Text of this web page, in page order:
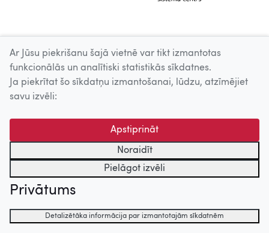
Ar Jūsu piekrišanu šajā vietnē var tikt izmantotas
funkcionālās un analītiski statistikās sīkdatnes.
Ja piekrītat šo sīkdatņu izmantošanai, lūdzu, atzīmējiet
savu izvēli:
Apstiprināt
Noraidīt
Pielāgot izvēli
Privātums
Detalizētāka informācija par izmantotajām sīkdatnēm